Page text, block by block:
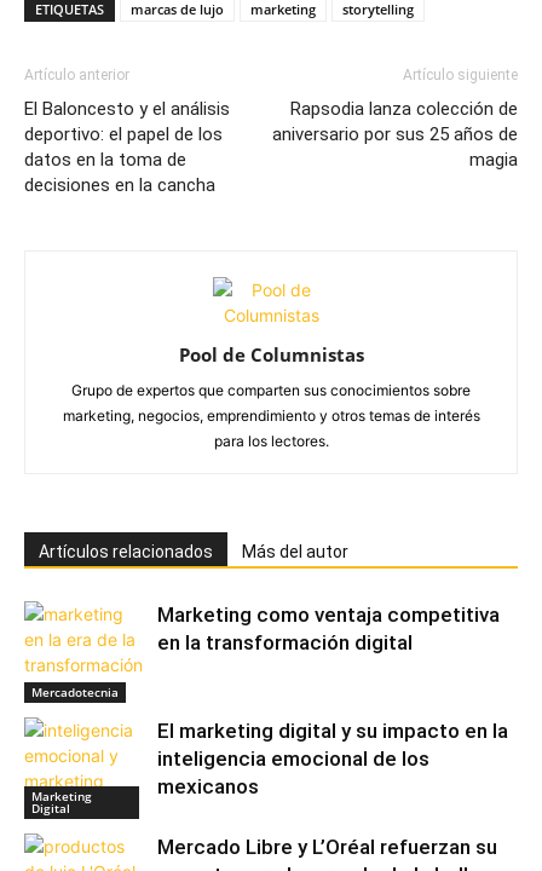
ETIQUETAS marcas de lujo marketing storytelling
Artículo anterior
El Baloncesto y el análisis
deportivo: el papel de los
datos en la toma de
decisiones en la cancha
Artículo siguiente
Rapsodia lanza colección de
aniversario por sus 25 años de
magia
Pool de Columnistas
Grupo de expertos que comparten sus conocimientos sobre
marketing, negocios, emprendimiento y otros temas de interés
para los lectores.
Artículos relacionados Más del autor
Mercadotecnia
Marketing como ventaja competitiva
en la transformación digital
Marketing
Digital
El marketing digital y su impacto en la
inteligencia emocional de los
mexicanos
Mercado Libre y L’Oréal refuerzan su